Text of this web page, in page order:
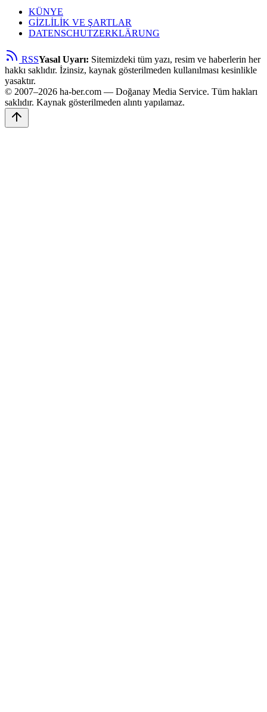
KÜNYE
GİZLİLİK VE ŞARTLAR
DATENSCHUTZERKLÄRUNG
RSSYasal Uyarı: Sitemizdeki tüm yazı, resim ve haberlerin her
hakkı saklıdır. İzinsiz, kaynak gösterilmeden kullanılması kesinlikle
yasaktır.
© 2007–2026 ha-ber.com — Doğanay Media Service. Tüm hakları
saklıdır. Kaynak gösterilmeden alıntı yapılamaz.